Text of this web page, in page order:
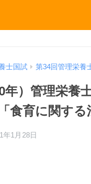
士国試 第34回管理栄養
年）管理栄養
食育に関する
年1月28日